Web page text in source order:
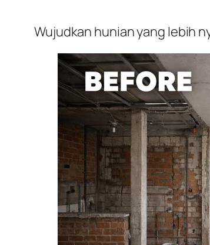
Wujudkan hunian yang lebih